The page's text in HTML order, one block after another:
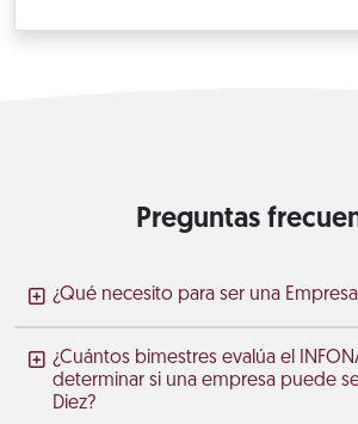
Preguntas
¿Qué necesito para ser una
¿Cuántos bimestres evalúa el
determinar si una empresa puede
Diez?